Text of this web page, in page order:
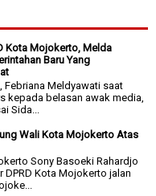
Kota Mojokerto, Melda
Baru Yang
Febriana Meldyawati saat
kepada belasan awak media,
Sida...
Wali Kota Mojokerto Atas
Sony Basoeki Rahardjo
Kota Mojokerto jalan